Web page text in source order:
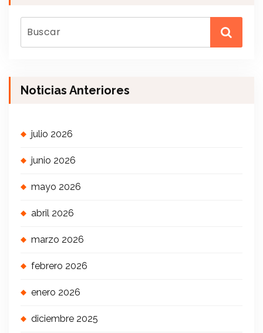
Noticias Anteriores
julio 2026
junio 2026
mayo 2026
abril 2026
marzo 2026
febrero 2026
enero 2026
diciembre 2025